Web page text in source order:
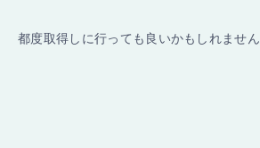
都度取得しに行っても良いかもしれません